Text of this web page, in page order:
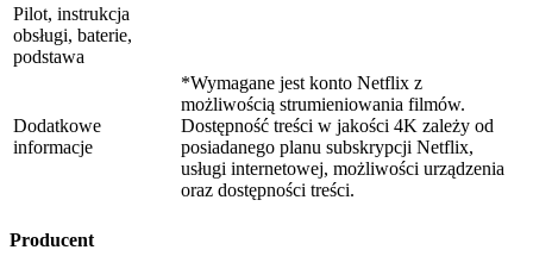
Pilot, instrukcja
obsługi, baterie,
podstawa
Dodatkowe
informacje
*Wymagane jest konto Netflix z
możliwością strumieniowania filmów.
Dostępność treści w jakości 4K zależy od
posiadanego planu subskrypcji Netflix,
usługi internetowej, możliwości urządzenia
oraz dostępności treści.
Producent